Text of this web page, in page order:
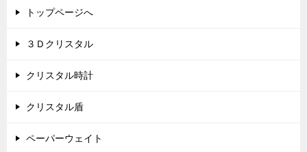
トップページへ
３Ｄクリスタル
クリスタル時計
クリスタル盾
ペーパーウェイト